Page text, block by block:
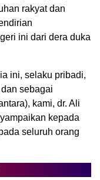
rakyat dan
ini dari dera duka
ini, selaku pribadi,
sebagai
kami, dr. Ali
kepada
seluruh orang